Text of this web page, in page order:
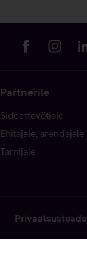
Partnerile
Sideettevõtjale
Ehitajale, arendajale
Tarnijale
Privaatsusteade